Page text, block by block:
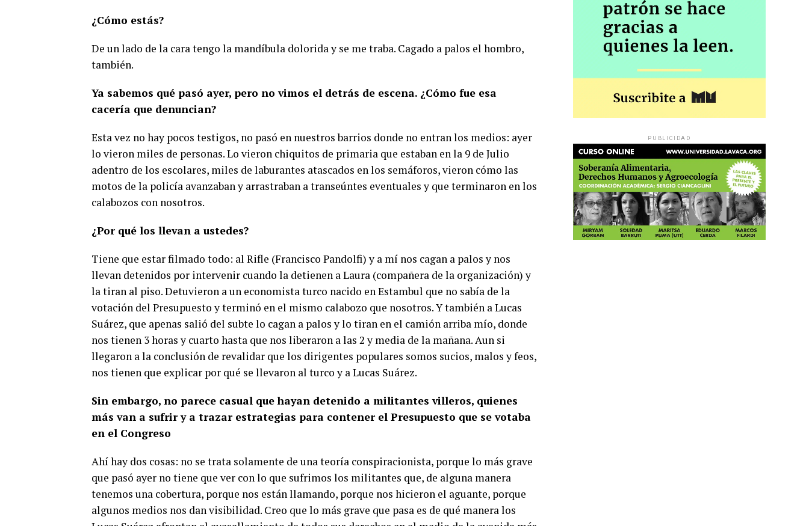
¿Cómo estás?
De un lado de la cara tengo la mandíbula dolorida y se me traba. Cagado a palos el hombro,
también.
Ya sabemos qué pasó ayer, pero no vimos el detrás de escena. ¿Cómo fue esa
cacería que denuncian?
Esta vez no hay pocos testigos, no pasó en nuestros barrios donde no entran los medios: ayer
lo vieron miles de personas. Lo vieron chiquitos de primaria que estaban en la 9 de Julio
adentro de los escolares, miles de laburantes atascados en los semáforos, vieron cómo las
motos de la policía avanzaban y arrastraban a transeúntes eventuales y que terminaron en los
calabozos con nosotros.
¿Por qué los llevan a ustedes?
Tiene que estar filmado todo: al Rifle (Francisco Pandolfi) y a mí nos cagan a palos y nos
llevan detenidos por intervenir cuando la detienen a Laura (compañera de la organización) y
la tiran al piso. Detuvieron a un economista turco nacido en Estambul que no sabía de la
votación del Presupuesto y terminó en el mismo calabozo que nosotros. Y también a Lucas
Suárez, que apenas salió del subte lo cagan a palos y lo tiran en el camión arriba mío, donde
nos tienen 3 horas y cuarto hasta que nos liberaron a las 2 y media de la mañana. Aun si
llegaron a la conclusión de revalidar que los dirigentes populares somos sucios, malos y feos,
nos tienen que explicar por qué se llevaron al turco y a Lucas Suárez.
Sin embargo, no parece casual que hayan detenido a militantes villeros, quienes
más van a sufrir y a trazar estrategias para contener el Presupuesto que se votaba
en el Congreso
Ahí hay dos cosas: no se trata solamente de una teoría conspiracionista, porque lo más grave
que pasó ayer no tiene que ver con lo que sufrimos los militantes que, de alguna manera
tenemos una cobertura, porque nos están llamando, porque nos hicieron el aguante, porque
algunos medios nos dan visibilidad. Creo que lo más grave que pasa es de qué manera los
PUBLICIDAD